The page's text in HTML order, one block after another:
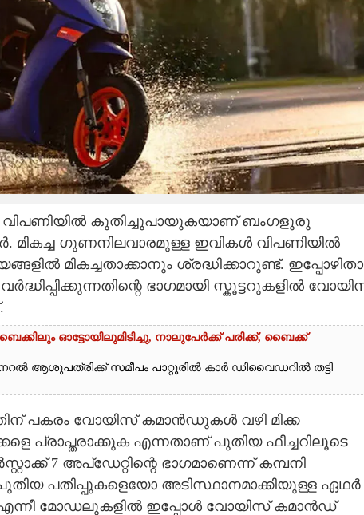
കുതിച്ചുപായുകയാണ് ബംഗളൂരു
മികച്ച ഗുണനിലവാരമുള്ള ഇവികൾ വിപണിയിൽ
മികച്ചതാക്കാനും ശ്രദ്ധിക്കാറുണ്ട്. ഇപ്പോഴിതാ
ഭാഗമായി സ്കൂട്ടറുകളിൽ
ഓട്ടോയിലുമിടിച്ചു,​ നാലുപേർക്ക് പരിക്ക്,​ ബൈക്ക്
ആശുപത്രിക്ക് സമീപം പാറ്റൂരിൽ കാർ ഡിവൈഡറിൽ തട്ടി
പകരം വോയിസ് കമാൻഡുകൾ വഴി മിക്ക
പ്രാപ്തരാക്കുക എന്നതാണ് പുതിയ ഫീച്ചറിലൂടെ
7 അപ്‌ഡേറ്റിന്റെ ഭാഗമാണെന്ന് കമ്പനി
പതിപ്പുകളെയോ അടിസ്ഥാനമാക്കിയുള്ള ഏഥർ
മോഡലുകളിൽ ഇപ്പോൾ വോയിസ് കമാൻഡ്